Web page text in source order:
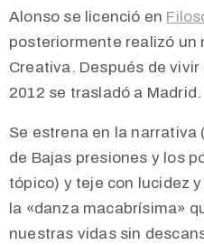
Alonso se licenció en
posteriormente realizó un
Creativa. Después de
2012 se trasladó a Madrid.
Se estrena en la
de Bajas presiones y los
tópico) y teje con lucidez
la «danza macabrísima»
nuestras vidas sin